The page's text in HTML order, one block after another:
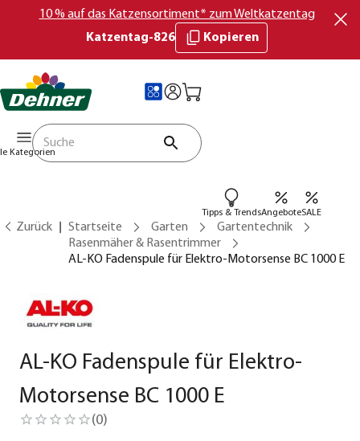
10 % auf das Katzensortiment* zum Weltkatzentag
Katzentag-826
Kopieren
Kategorien
Tipps & TrendsAngeboteSALE
Zurück Startseite Garten
Gartentechnik
Rasenmäher & Rasentrimmer
AL-KO Fadenspule für Elektro-Motorsense BC 1000 E
AL-KO Fadenspule für Elektro-
Motorsense BC 1000 E
(0)